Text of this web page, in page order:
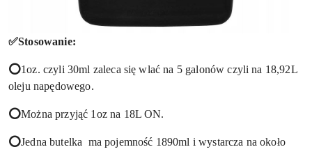
✅Stosowanie:
⭕1oz. czyli 30ml zaleca się wlać na 5 galonów czyli na 18,92L
oleju napędowego.
⭕Można przyjąć 1oz na 18L ON.
⭕Jedna butelka ma pojemność 1890ml i wystarcza na około